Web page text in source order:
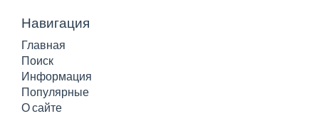
Навигация
Главная
Поиск
Информация
Популярные
О сайте